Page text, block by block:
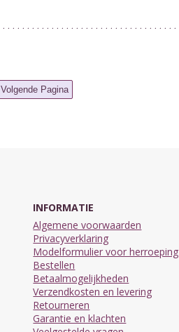
INFORMATIE
Algemene voorwaarden
Privacyverklaring
Modelformulier voor herroeping
Bestellen
Betaalmogelijkheden
Verzendkosten en levering
Retourneren
Garantie en klachten